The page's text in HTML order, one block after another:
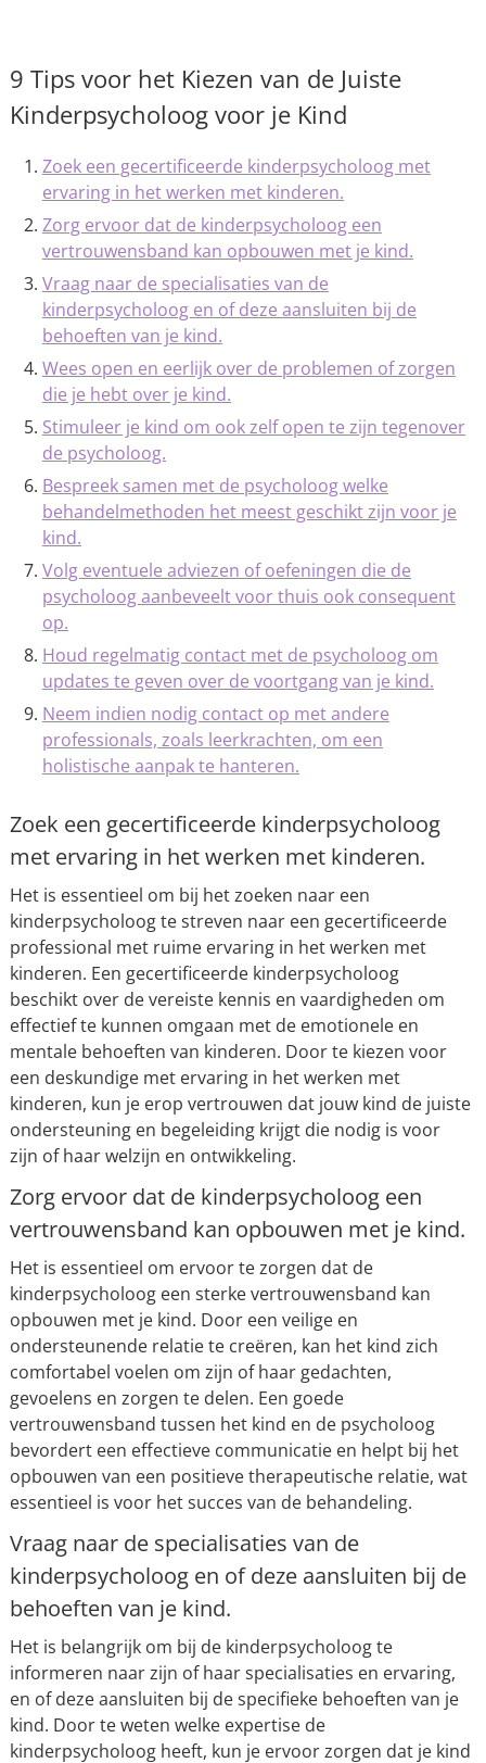
9 Tips voor het Kiezen van de Juiste
Kinderpsycholoog voor je Kind
Zoek een gecertificeerde kinderpsycholoog met
ervaring in het werken met kinderen.
Zorg ervoor dat de kinderpsycholoog een
vertrouwensband kan opbouwen met je kind.
Vraag naar de specialisaties van de
kinderpsycholoog en of deze aansluiten bij de
behoeften van je kind.
Wees open en eerlijk over de problemen of zorgen
die je hebt over je kind.
Stimuleer je kind om ook zelf open te zijn tegenover
de psycholoog.
Bespreek samen met de psycholoog welke
behandelmethoden het meest geschikt zijn voor je
kind.
Volg eventuele adviezen of oefeningen die de
psycholoog aanbeveelt voor thuis ook consequent
op.
Houd regelmatig contact met de psycholoog om
updates te geven over de voortgang van je kind.
Neem indien nodig contact op met andere
professionals, zoals leerkrachten, om een
holistische aanpak te hanteren.
Zoek een gecertificeerde kinderpsycholoog
met ervaring in het werken met kinderen.
Het is essentieel om bij het zoeken naar een
kinderpsycholoog te streven naar een gecertificeerde
professional met ruime ervaring in het werken met
kinderen. Een gecertificeerde kinderpsycholoog
beschikt over de vereiste kennis en vaardigheden om
effectief te kunnen omgaan met de emotionele en
mentale behoeften van kinderen. Door te kiezen voor
een deskundige met ervaring in het werken met
kinderen, kun je erop vertrouwen dat jouw kind de juiste
ondersteuning en begeleiding krijgt die nodig is voor
zijn of haar welzijn en ontwikkeling.
Zorg ervoor dat de kinderpsycholoog een
vertrouwensband kan opbouwen met je kind.
Het is essentieel om ervoor te zorgen dat de
kinderpsycholoog een sterke vertrouwensband kan
opbouwen met je kind. Door een veilige en
ondersteunende relatie te creëren, kan het kind zich
comfortabel voelen om zijn of haar gedachten,
gevoelens en zorgen te delen. Een goede
vertrouwensband tussen het kind en de psycholoog
bevordert een effectieve communicatie en helpt bij het
opbouwen van een positieve therapeutische relatie, wat
essentieel is voor het succes van de behandeling.
Vraag naar de specialisaties van de
kinderpsycholoog en of deze aansluiten bij de
behoeften van je kind.
Het is belangrijk om bij de kinderpsycholoog te
informeren naar zijn of haar specialisaties en ervaring,
en of deze aansluiten bij de specifieke behoeften van je
kind. Door te weten welke expertise de
kinderpsycholoog heeft, kun je ervoor zorgen dat je kind